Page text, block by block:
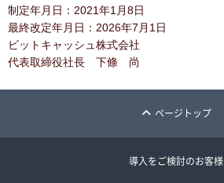
制定年月日：2021年1月8日
最終改定年月日：2026年7月1日
ビットキャッシュ株式会社
代表取締役社長 下條 尚
ページトップ
導入をご検討のお客様